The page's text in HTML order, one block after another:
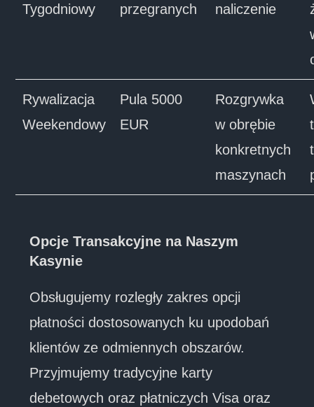
Tygodniowy
przegranych
naliczenie
Rywalizacja
Weekendowy
Pula 5000
EUR
Rozgrywka
w obrębie
konkretnych
maszynach
Opcje Transakcyjne na Naszym
Kasynie
Obsługujemy rozległy zakres opcji
płatności dostosowanych ku upodobań
klientów ze odmiennych obszarów.
Przyjmujemy tradycyjne karty
debetowych oraz płatniczych Visa oraz